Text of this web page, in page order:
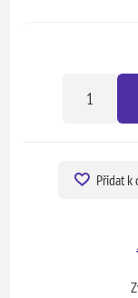
Přidat